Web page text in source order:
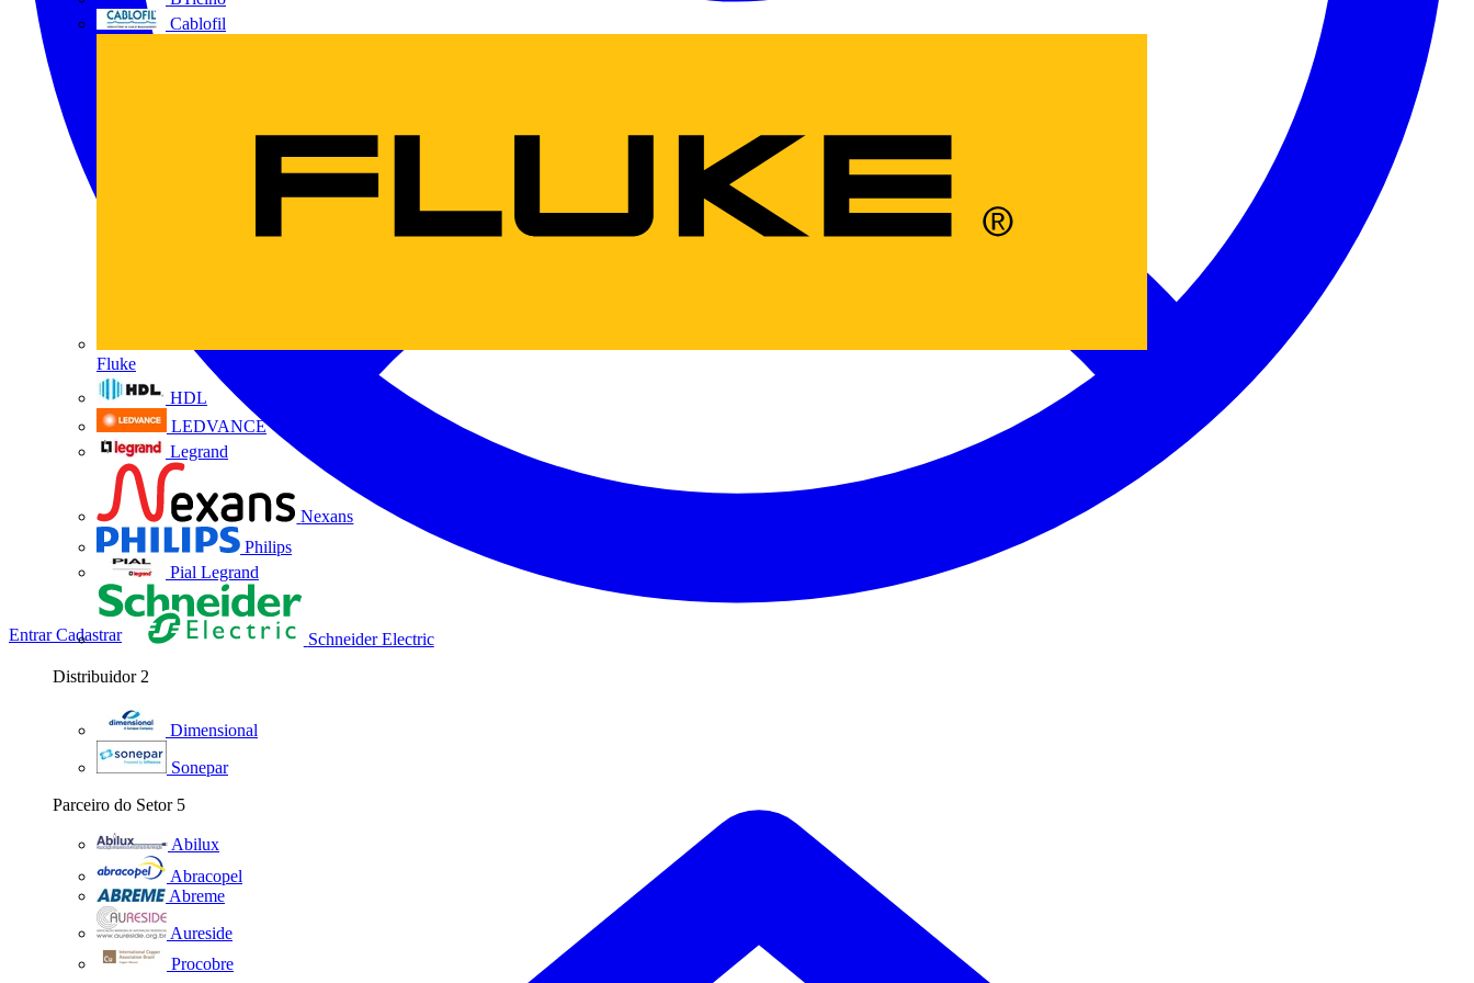
Cablofil
Fluke
HDL
LEDVANCE
Legrand
Nexans
Philips
Pial Legrand
Schneider Electric
Distribuidor 2
Dimensional
Sonepar
Parceiro do Setor 5
Abilux
Abracopel
Abreme
Aureside
Procobre
EntrarCadastrar